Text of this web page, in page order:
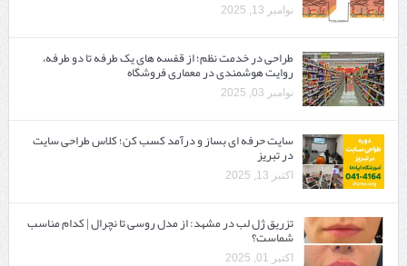
نوامبر 13, 2025
طراحی در خدمت نظم؛ از قفسه ‌های یک‌ طرفه تا دو طرفه،
روایت هوشمندی در معماری فروشگاه
نوامبر 03, 2025
سایت حرفه ‌ای بساز و درآمد کسب کن؛ کلاس طراحی سایت
در تبریز
اکتبر 13, 2025
تزریق ژل لب در مشهد: از مدل روسی تا نچرال | کدام مناسب
شماست؟
اکتبر 01, 2025